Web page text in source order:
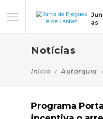
as
Notícias
Início Autarquia
Programa